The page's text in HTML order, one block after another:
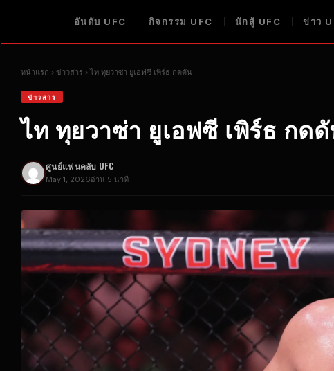
อันดับ UFC กิจกรรม UFC นักสู้ UFC ข่าว
หน้าแรก ข่าวสาร ไท ทุยวาซ่า ยูเอฟซี เพิร์ธ กดดัน
ข่าวสาร
ไท ทุยวาซ่า ยูเอฟซี เพิร์ธ กด
ศูนย์แฟนคลับ UFC
May 1, 2026อ่าน 5 นาที